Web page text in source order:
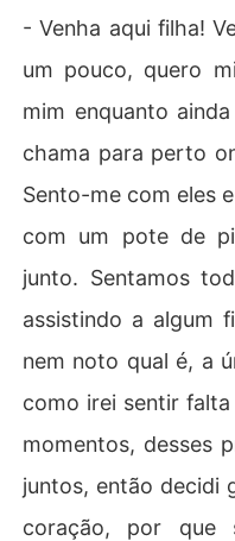
- Venha aqui filha!
um pouco, quero
mim enquanto
chama para perto
Sento-me com eles
com um pote de
junto. Sentamos
assistindo a algum
nem noto qual é, a
como irei sentir
momentos, desses
juntos, então decidi
coração, por que